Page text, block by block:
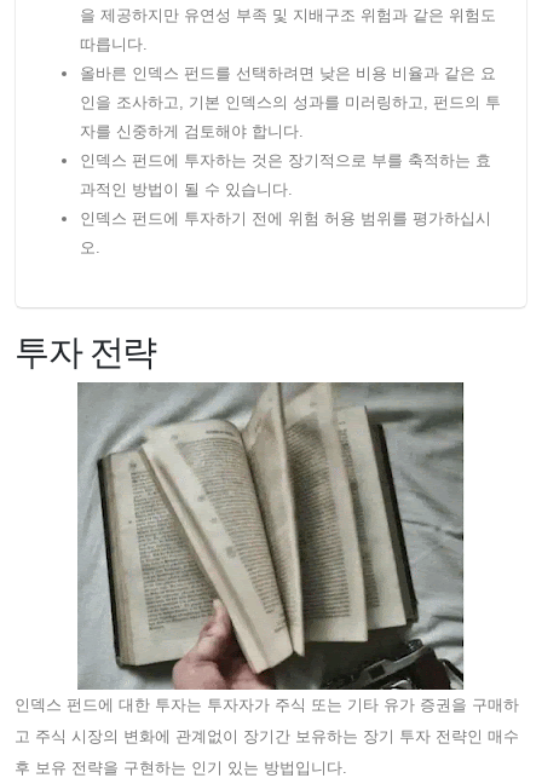
을 제공하지만 유연성 부족 및 지배구조 위험과 같은 위험도
따릅니다.
올바른 인덱스 펀드를 선택하려면 낮은 비용 비율과 같은 요
인을 조사하고, 기본 인덱스의 성과를 미러링하고, 펀드의 투
자를 신중하게 검토해야 합니다.
인덱스 펀드에 투자하는 것은 장기적으로 부를 축적하는 효
과적인 방법이 될 수 있습니다.
인덱스 펀드에 투자하기 전에 위험 허용 범위를 평가하십시
오.
투자 전략
인덱스 펀드에 대한 투자는 투자자가 주식 또는 기타 유가 증권을 구매하
고 주식 시장의 변화에 ​​관계없이 장기간 보유하는 장기 투자 전략인 매수
후 보유 전략을 구현하는 인기 있는 방법입니다.